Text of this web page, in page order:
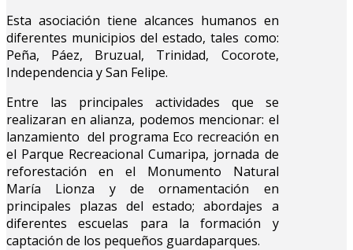
Esta asociación tiene alcances humanos en
diferentes municipios del estado, tales como:
Peña, Páez, Bruzual, Trinidad, Cocorote,
Independencia y San Felipe.
Entre las principales actividades que se
realizaran en alianza, podemos mencionar: el
lanzamiento del programa Eco recreación en
el Parque Recreacional Cumaripa, jornada de
reforestación en el Monumento Natural
María Lionza y de ornamentación en
principales plazas del estado; abordajes a
diferentes escuelas para la formación y
captación de los pequeños guardaparques.